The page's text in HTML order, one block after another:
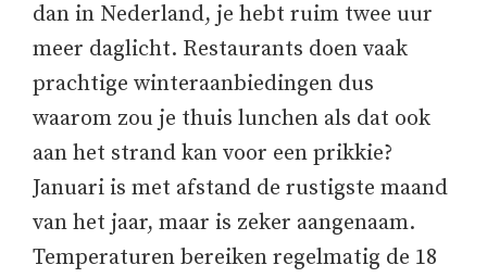
dan in Nederland, je hebt ruim twee uur
meer daglicht. Restaurants doen vaak
prachtige winteraanbiedingen dus
waarom zou je thuis lunchen als dat ook
aan het strand kan voor een prikkie?
Januari is met afstand de rustigste maand
van het jaar, maar is zeker aangenaam.
Temperaturen bereiken regelmatig de 18